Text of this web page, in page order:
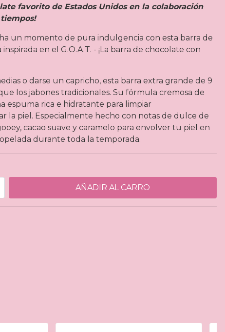
favorito de Estados Unidos en la colaboración
un momento de pura indulgencia con esta barra de
en el G.O.A.T. - ¡La barra de chocolate con
o darse un capricho, esta barra extra grande de 9
los jabones tradicionales. Su fórmula cremosa de
espuma rica e hidratante para limpiar
la piel. Especialmente hecho con notas de dulce de
cacao suave y caramelo para envolver tu piel en
durante toda la temporada.